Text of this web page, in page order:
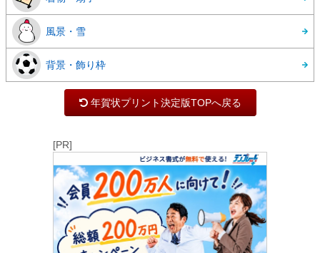
風景・雪
背景・飾り枠
年賀状プリント決定版TOPへ戻る
[PR]